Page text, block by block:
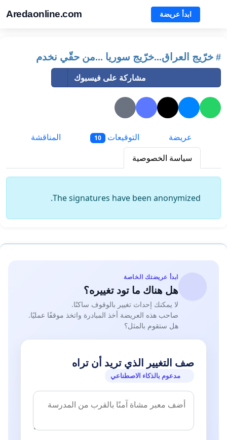
Aredaonline.com ابدأ عريضة
# خرّيج العراق...خرّيج سوريا ...من حقّي نخدم
مشاركة على فيسبوك
عريضة التوقيعات 10
المناقشة
سياسة الخصوصية
The signatures have been anonymized.
ابدأ عريضتك الخاصة
هل هناك ما تود تغييره؟
لا يمكنك إحداث تغيير بالوقوف ساكنًا.
صاحب هذه العريضة أخذ المبادرة واتخذ موقفًا عمليًا.
هل ستقوم بالمثل؟
صف التغيير الذي تريد أن تراه
مدعوم بالذكاء الاصطناعي